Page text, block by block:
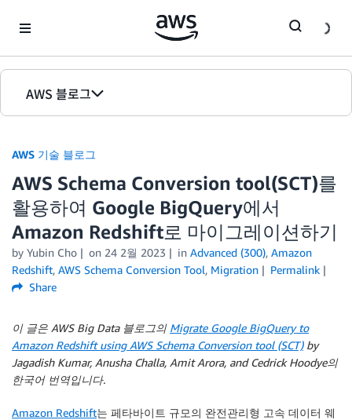
AWS 블로그
홈
에디션
AWS 기술 블로그
AWS Schema Conversion tool(SCT)를
활용하여 Google BigQuery에서
Amazon Redshift로 마이그레이션하기
by Yubin Cho on 24 2월 2023 in Advanced (300), Amazon
Redshift, AWS Schema Conversion Tool, Migration
Permalink
Share
이 글은 AWS Big Data 블로그의 Migrate Google BigQuery to
Amazon Redshift using AWS Schema Conversion tool (SCT)by
Jagadish Kumar, Anusha Challa, Amit Arora, and Cedrick Hoodye의
한국어 번역입니다.
Amazon Redshift는 페타바이트 규모의 완전관리형 고속 데이터 웨